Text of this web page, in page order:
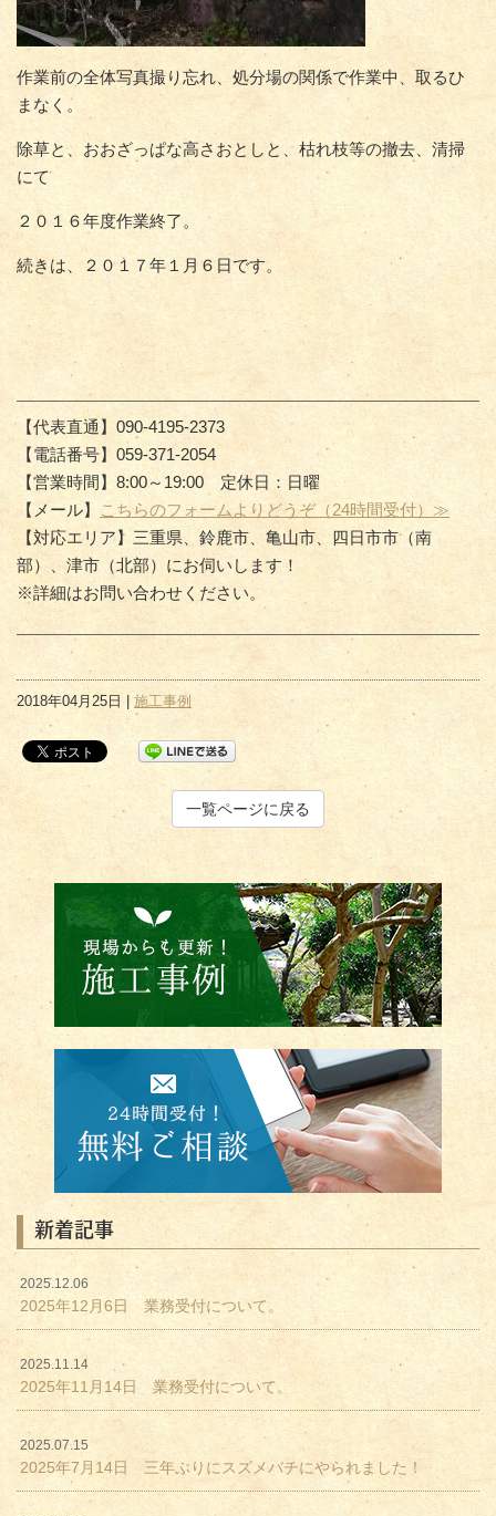
作業前の全体写真撮り忘れ、処分場の関係で作業中、取るひ
まなく。
除草と、おおざっぱな高さおとしと、枯れ枝等の撤去、清掃
にて
２０１６年度作業終了。
続きは、２０１７年１月６日です。
【代表直通】090-4195-2373
【電話番号】059-371-2054
【営業時間】8:00～19:00 定休日：日曜
【メール】
こちらのフォームよりどうぞ（24時間受付）≫
【対応エリア】三重県、鈴鹿市、亀山市、四日市市（南
部）、津市（北部）にお伺いします！
※詳細はお問い合わせください。
2018年04月25日 | 施工事例
一覧ページに戻る
新着記事
2025.12.06
2025年12月6日 業務受付について。
2025.11.14
2025年11月14日 業務受付について。
2025.07.15
2025年7月14日 三年ぶりにスズメバチにやられました！